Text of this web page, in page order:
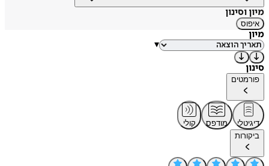
מיון וסינון
איפוס
מיון
▾
סינון
פורמטים
דיגיטלי מודפס
קולי
ביקורות